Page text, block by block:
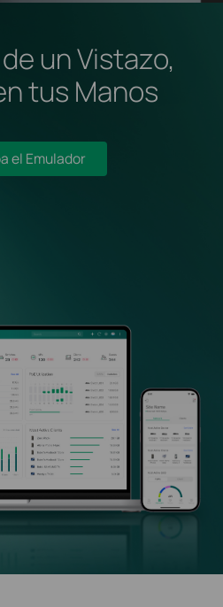
un Vistazo,
tus Manos
el Emulador